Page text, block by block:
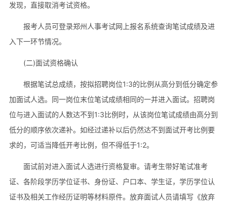
发现，直接取消考试资格。
报考人员可登录郑州人事考试网上报名系统查询笔试成绩及进
入下一环节情况。
(二)面试资格确认
根据笔试总成绩，按拟招聘岗位1:3的比例从高分到低分确定参
加面试人选。同一岗位末位笔试成绩相同的一并进入面试。招聘岗
位与进入面试的人数达不到1:3比例时，从该岗位笔试成绩由高分到
低分的顺序依次递补。如经过递补以后仍然达不到面试开考比例要
求的，可适当降低开考比例，但不得低于1:2。
面试前对进入面试人选进行资格复审。请考生带好笔试准考
证、各阶段学历学位证书、身份证、户口本、学生证，学历学位认
证书及相关工作经历证明等材料原件。放弃面试人员请填写《放弃